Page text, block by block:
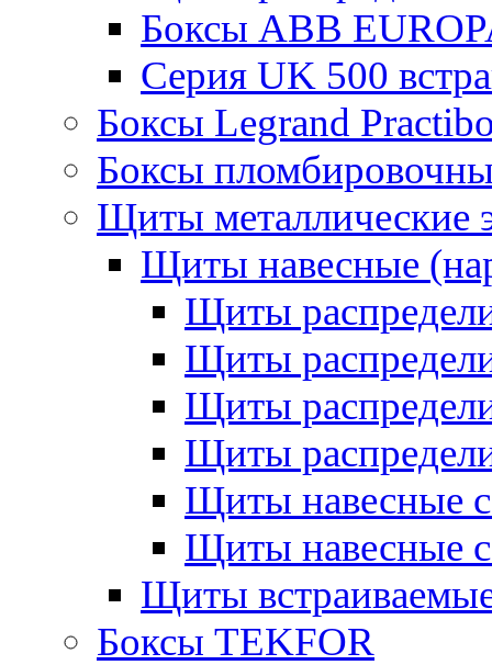
Боксы ABB
Серия UK 500
Боксы Legrand
Боксы
Щиты металлические
Щиты навесные
Щиты
Щиты
Щиты
Щиты
Щиты навесные
Щиты навесные
Щиты
Боксы TEKFOR